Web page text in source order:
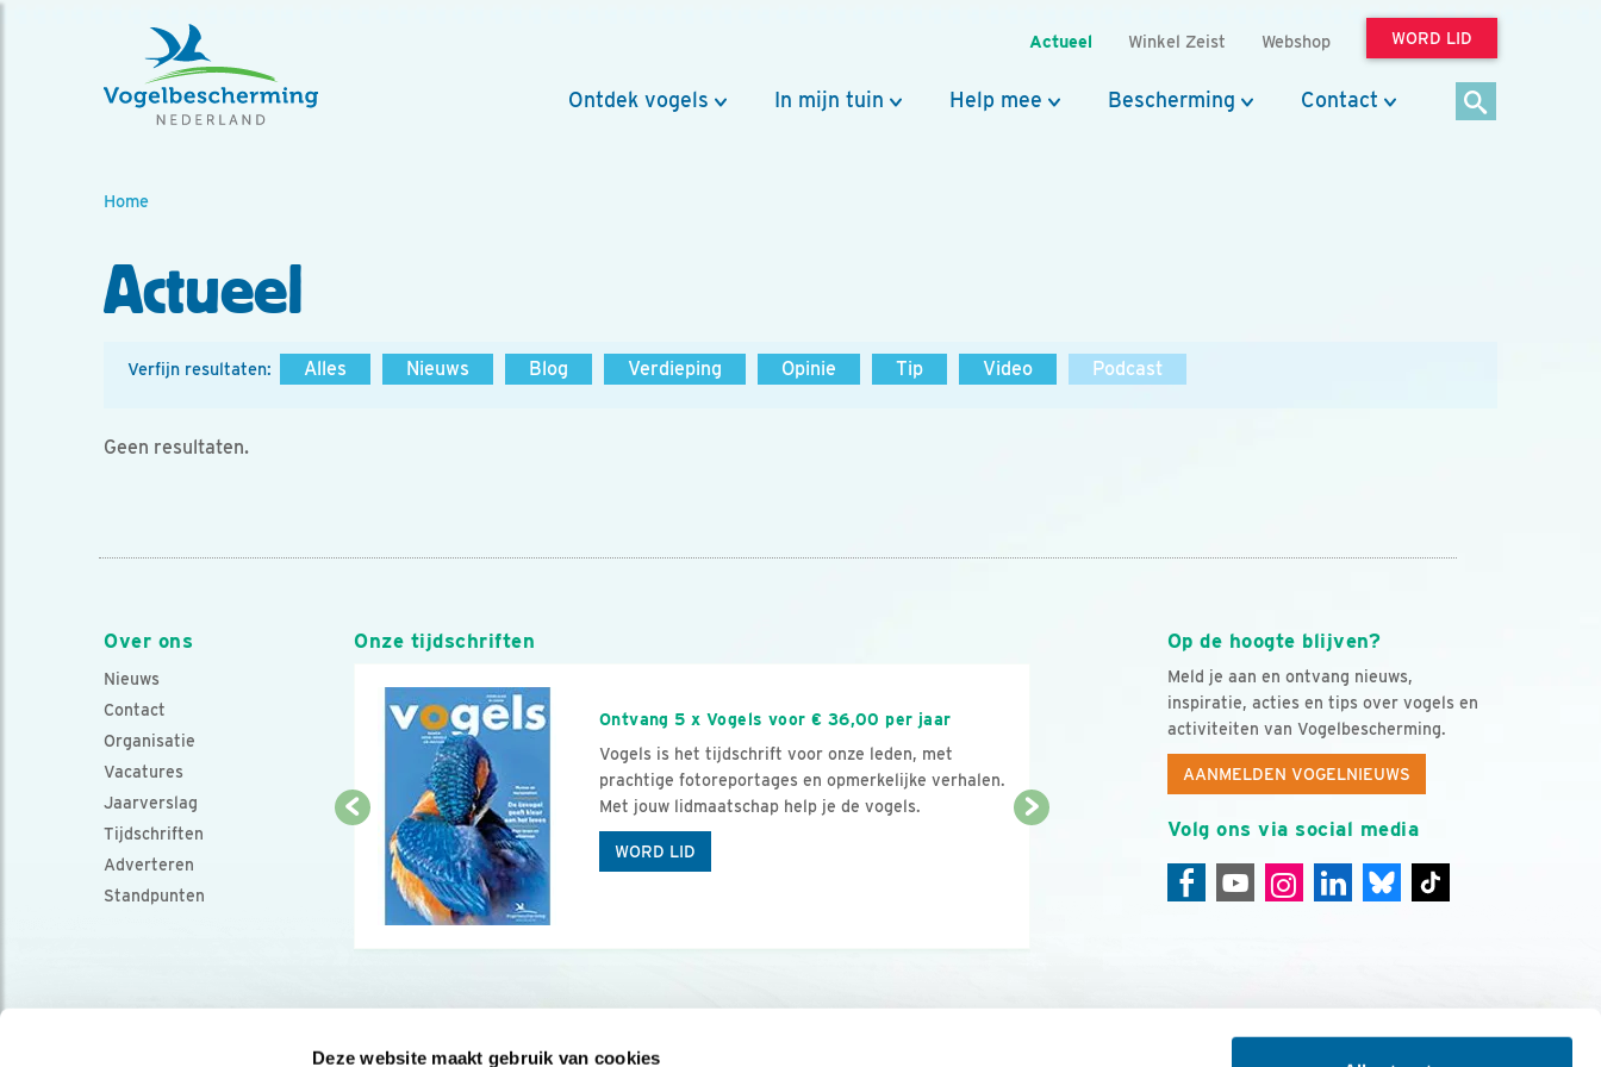
Deze website maakt gebruik van cookies
Actueel Winkel Zeist Webshop WORD LID
Ontdek vogels In mijn tuin Help mee Bescherming Contact
Home
Actueel
Verfijn resultaten: Alles Nieuws Blog Verdieping Opinie Tip Video Podcast
Geen resultaten.
Over ons
Nieuws
Contact
Organisatie
Vacatures
Jaarverslag
Tijdschriften
Adverteren
Standpunten
Op de hoogte blijven?
Meld je aan en ontvang nieuws,
inspiratie, acties en tips over vogels en
activiteiten van Vogelbescherming.
AANMELDEN VOGELNIEUWS
Volg ons via social media
Onze tijdschriften
Ontvang 5 x Vogels voor € 36,00 per jaar
Vogels is het tijdschrift voor onze leden, met
prachtige fotoreportages en opmerkelijke verhalen.
Met jouw lidmaatschap help je de vogels.
WORD LID